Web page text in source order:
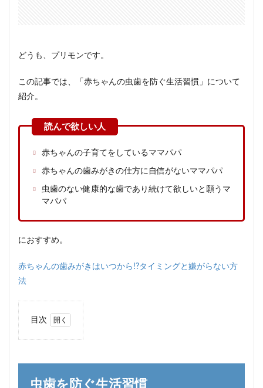
どうも、プリモンです。
この記事では、「赤ちゃんの虫歯を防ぐ生活習慣」について
紹介。
赤ちゃんの子育てをしているママパパ
赤ちゃんの歯みがきの仕方に自信がないママパパ
虫歯のない健康的な歯であり続けて欲しいと願うマ
マパパ
におすすめ。
赤ちゃんの歯みがきはいつから!?タイミングと嫌がらない方
法
目次
活習
虫歯を防ぐ生活習慣